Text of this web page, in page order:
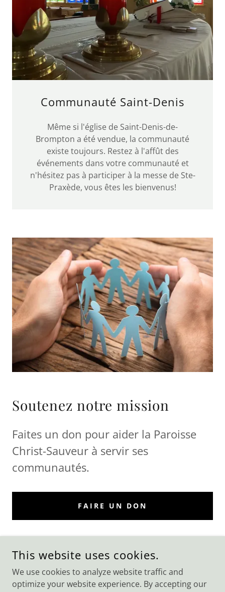
Communauté Saint-Denis
Même si l'église de Saint-Denis-de-
Brompton a été vendue, la communauté
existe toujours. Restez à l'affût des
événements dans votre communauté et
n'hésitez pas à participer à la messe de Ste-
Praxède, vous êtes les bienvenus!
Soutenez notre mission
Faites un don pour aider la Paroisse
Christ-Sauveur à servir ses
communautés.
FAIRE UN DON
COPYRIGHT © 2026 PAROISSE CHRIST-SAUVEUR - ALL RIGHTS
RESERVED.
This website uses cookies.
We use cookies to analyze website traffic and
optimize your website experience. By accepting our